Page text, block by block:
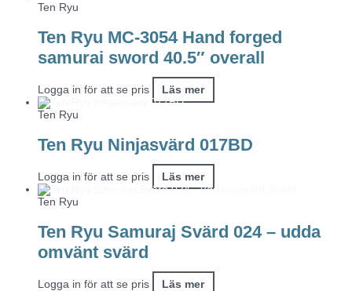
Ten Ryu
Ten Ryu MC-3054 Hand forged
samurai sword 40.5″ overall
Logga in för att se pris Läs mer
Ten Ryu
Ten Ryu Ninjasvärd 017BD
Logga in för att se pris Läs mer
Ten Ryu
Ten Ryu Samuraj Svärd 024 – udda
omvänt svärd
Logga in för att se pris Läs mer